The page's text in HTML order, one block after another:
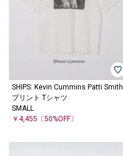
SHIPS: Kevin Cummins Patti Smith
プリント Tシャツ
SMALL
￥4,455 〔50%OFF〕